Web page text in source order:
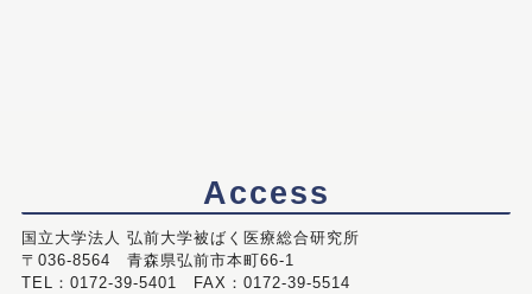
Access
国立大学法人 弘前大学被ばく医療総合研究所
〒036-8564 青森県弘前市本町66-1
TEL：0172-39-5401 FAX：0172-39-5514